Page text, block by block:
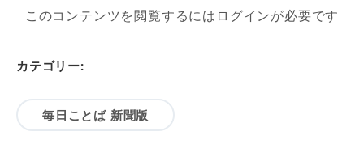
このコンテンツを閲覧するにはログインが必要です
カテゴリー:
毎日ことば 新聞版